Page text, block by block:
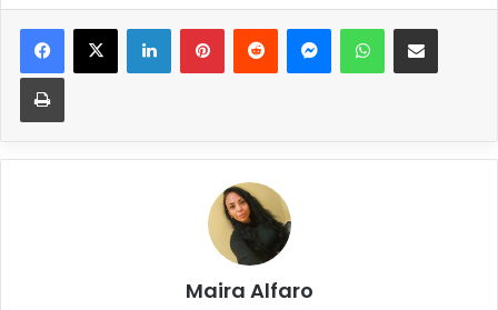
Facebook
X LinkedInPinterestReddit MessengerWhatsAppCompartir vía correo
Imprimir
Maira Alfaro